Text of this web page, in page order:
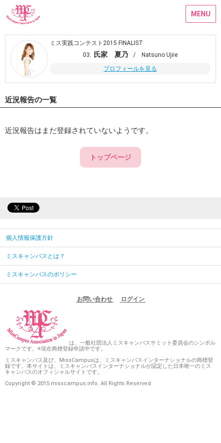
MENU
ミス実践コンテスト2015 FINALIST
03. 氏家 夏乃
/ Natsuno Ujiie
プロフィールを見る
近況報告の一覧
近況報告はまだ登録されていないようです。
トップページ
個人情報保護方針
ミスキャンパスとは？
ミスキャンパスのポリシー
お問い合わせ ログイン
は、一般社団法人ミスキャンパスサミット委員会のシンボル
マークです。※現在商標登録申請中です。
ミスキャンパス及び、MissCampusは、ミスキャンパスインターナショナルの商標登
録です。本サイトは、ミスキャンパスインターナショナルが認定した日本唯一のミス
キャンパスのオフィシャルサイトです。
Copyright © 2015 misscampus.info. All Rights Reserved